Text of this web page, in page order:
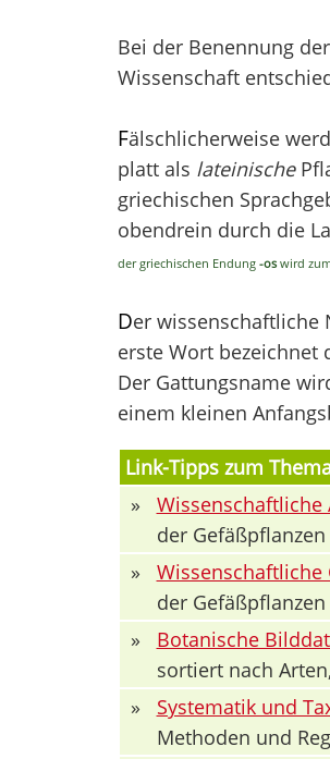
Bei der Benennung
Wissenschaft
Fälschlicherweise
platt als lateinische
griechischen
obendrein durch die
der griechischen Endung -oswird
Der wissenschaftliche
erste Wort bezeichnet
Der Gattungsname
einem kleinen
Link-Tipps zum
»
Wissenschaftliche
der
»
Wissenschaftliche
der
»
Botanische
sortiert nach
»
Systematik und
Methoden und